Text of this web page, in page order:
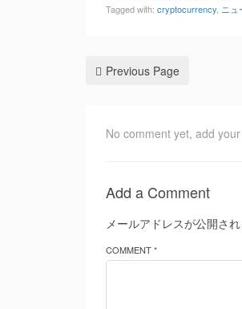
Tagged with: cryptocurrency ニュ
Previous Page
No comment yet, add
Add a Comment
メールアドレスが公開さ
COMMENT *